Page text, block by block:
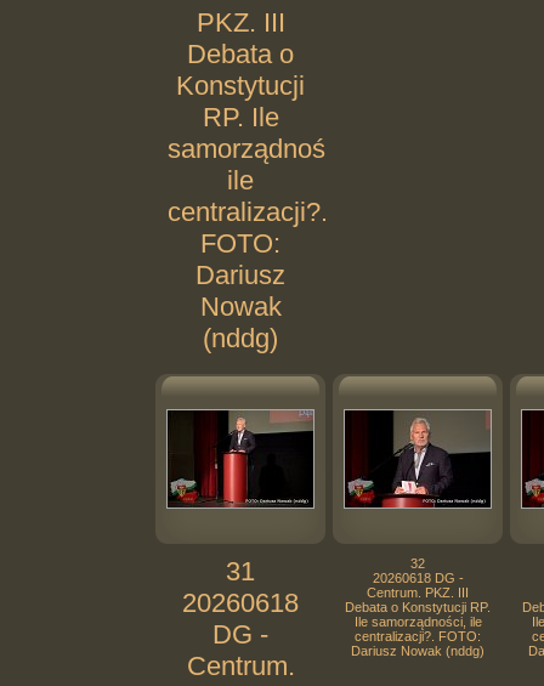
PKZ. III
Debata o
Konstytucji
RP. Ile
samorządności,
ile
centralizacji?.
FOTO:
Dariusz
Nowak
(nddg)
31
20260618
DG -
Centrum.
32
20260618 DG -
Centrum. PKZ. III
Debata o Konstytucji RP.
Ile samorządności, ile
centralizacji?. FOTO:
Dariusz Nowak (nddg)